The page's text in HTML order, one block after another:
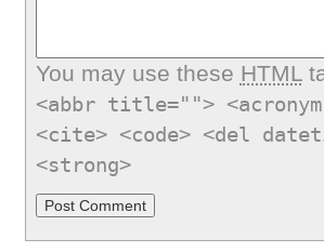
You may use these HTML
<abbr title="">
<cite> <code> <del
<strong>